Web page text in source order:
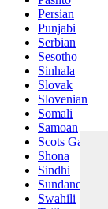
Persian
Punjabi
Serbian
Sesotho
Sinhala
Slovak
Slovenian
Somali
Samoan
Scots Gaelic
Shona
Sindhi
Sundanese
Swahili